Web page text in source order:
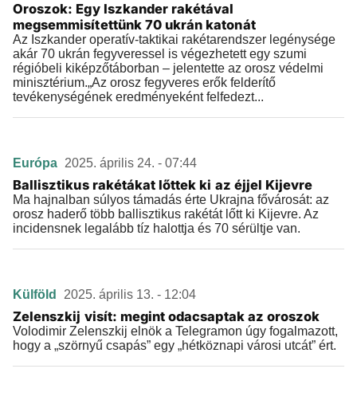
Oroszok: Egy Iszkander rakétával
megsemmisítettünk 70 ukrán katonát
Az Iszkander operatív-taktikai rakétarendszer legénysége
akár 70 ukrán fegyveressel is végezhetett egy szumi
régióbeli kiképzőtáborban – jelentette az orosz védelmi
minisztérium.„Az orosz fegyveres erők felderítő
tevékenységének eredményeként felfedezt...
Európa 2025. április 24. - 07:44
Ballisztikus rakétákat lőttek ki az éjjel Kijevre
Ma hajnalban súlyos támadás érte Ukrajna fővárosát: az
orosz haderő több ballisztikus rakétát lőtt ki Kijevre. Az
incidensnek legalább tíz halottja és 70 sérültje van.
Külföld 2025. április 13. - 12:04
Zelenszkij visít: megint odacsaptak az oroszok
Volodimir Zelenszkij elnök a Telegramon úgy fogalmazott,
hogy a „szörnyű csapás” egy „hétköznapi városi utcát” ért.